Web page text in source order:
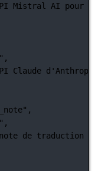
Mistral AI pour la
,
Claude d'Anthropic
,
,
de traduction au